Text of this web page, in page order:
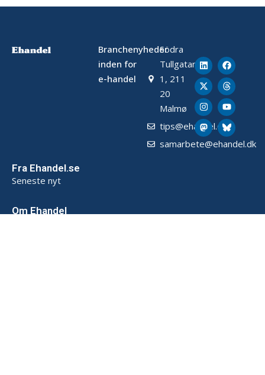
Branchenyheder
inden for
e-handel
Södra
Tullgatan
1, 211
20
Malmø
tips@ehandel.dk
samarbete@ehandel.dk
Fra Ehandel.se
Seneste nyt
Om Ehandel